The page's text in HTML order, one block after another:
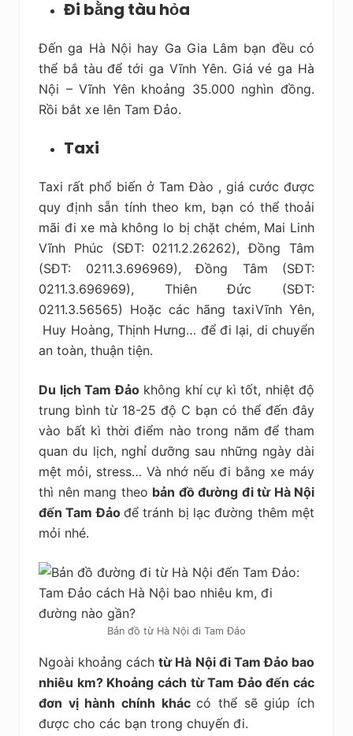
Đi bằng tàu hỏa
Đến ga Hà Nội hay Ga Gia Lâm bạn đều có
thể bắ tàu để tới ga Vĩnh Yên. Giá vé ga Hà
Nội – Vĩnh Yên khoảng 35.000 nghìn đồng.
Rồi bắt xe lên Tam Đảo.
Taxi
Taxi rất phổ biến ở Tam Đào , giá cước được
quy định sẵn tính theo km, bạn có thể thoải
mãi đi xe mà không lo bị chặt chém, Mai Linh
Vĩnh Phúc (SĐT: 0211.2.26262), Đồng Tâm
(SĐT: 0211.3.696969), Đồng Tâm (SĐT:
0211.3.696969), Thiên Đức (SĐT:
0211.3.56565) Hoặc các hãng taxiVĩnh Yên,
Huy Hoàng, Thịnh Hưng… để đi lại, di chuyển
an toàn, thuận tiện.
Du lịch Tam Đảokhông khí cự kì tốt, nhiệt độ
trung bình từ 18-25 độ C bạn có thể đến đây
vào bất kì thời điểm nào trong năm để tham
quan du lịch, nghỉ dưỡng sau những ngày dài
mệt mỏi, stress… Và nhớ nếu đi bằng xe máy
thì nên mang theo bản đồ đường đi từ Hà Nội
đến Tam Đảo để tránh bị lạc đường thêm mệt
mỏi nhé.
Bản đồ từ Hà Nội đi Tam Đảo
Ngoài khoảng cáchtừ Hà Nội đi Tam Đảo bao
nhiêu km? Khoảng cách từ Tam Đảo đến các
đơn vị hành chính kháccó thể sẽ giúp ích
được cho các bạn trong chuyến đi.